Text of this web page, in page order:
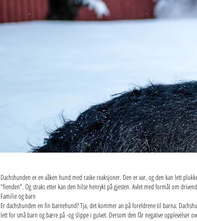
Dachshunden er en våken hund med raske reaksjoner. Den er var, og den kan lett
"fienden". Og straks etter kan den hilse henrykt på gjesten. Avlet med formål om
Familie og barn
Er dachshunden en fin barnehund? Tja, det kommer an på foreldrene til barna.
lett for små barn og bære på -og slippe i gulvet. Dersom den får negative opplevelser